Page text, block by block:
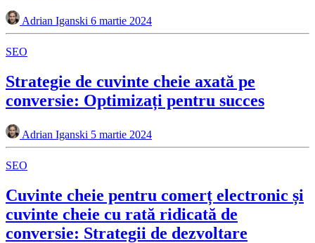
Adrian Iganski 6 martie 2024
SEO
Strategie de cuvinte cheie axată pe
conversie: Optimizați pentru succes
Adrian Iganski 5 martie 2024
SEO
Cuvinte cheie pentru comerț electronic și
cuvinte cheie cu rată ridicată de
conversie: Strategii de dezvoltare